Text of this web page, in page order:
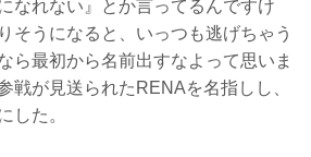
なれない』とか言ってるんですけ
そうになると、いっつも逃げちゃう
ら最初から名前出すなよって思いま
戦が見送られたRENAを名指しし、
した。